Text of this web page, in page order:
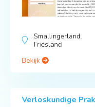
Smallingerland,
Friesland
Bekijk
Verloskundige